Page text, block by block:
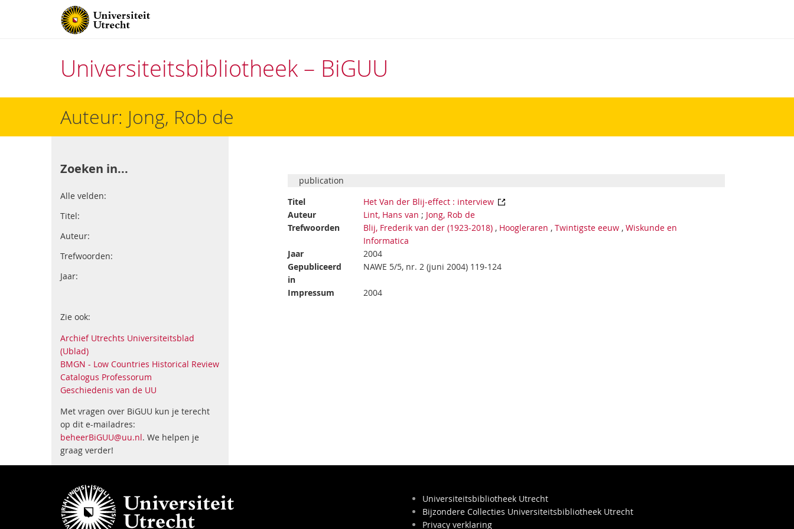
Universiteitsbibliotheek – BiGUU
Auteur: Jong, Rob de
Zoeken in...
Alle velden:
Titel:
Auteur:
Trefwoorden:
Jaar:
Zie ook:
Archief Utrechts Universiteitsblad
(Ublad)
BMGN - Low Countries Historical Review
Catalogus Professorum
Geschiedenis van de UU
Met vragen over BiGUU kun je terecht
op dit e-mailadres:
beheerBiGUU@uu.nl. We helpen je
graag verder!
publication
Titel
Het Van der Blij-effect : interview
Auteur
Lint, Hans van ; Jong, Rob de
Trefwoorden
Blij, Frederik van der (1923-2018) , Hoogleraren ,Twintigste eeuw ,Wiskunde en
Informatica
Jaar
2004
Gepubliceerd
in
NAWE 5/5, nr. 2 (juni 2004) 119-124
Impressum 2004
Universiteitsbibliotheek Utrecht
Bijzondere Collecties Universiteitsbibliotheek Utrecht
Privacy verklaring